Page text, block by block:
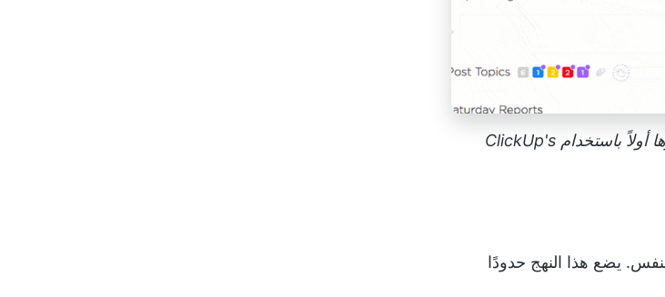
قم بتعيين مستويات الأولوية لمهمتك بناءً على المهمة التي يجب إنجازها أولاً باستخدام ClickUp's
يضع هذا النهج حدودًا